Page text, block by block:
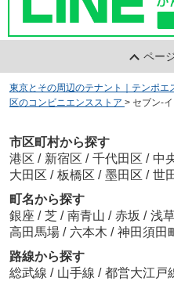
ペー
東京とその周辺のテナント｜テンポエ
区のコンビニエンスストア > セブン-
市区町村から探す
港区 / 新宿区 / 千代田区 / 中
大田区 / 板橋区 / 墨田区 / 世
町名から探す
銀座 / 芝 / 南青山 / 赤坂 / 浅
高田馬場 / 六本木 / 神田須田
路線から探す
総武線 / 山手線 / 都営大江戸